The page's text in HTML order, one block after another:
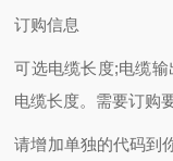
订购信息
可选电缆长度;电缆
电缆长度。需要订购
请增加单独的代码到